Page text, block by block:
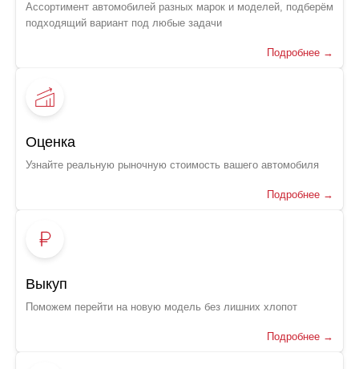
Ассортимент автомобилей разных марок и моделей, подберём
подходящий вариант под любые задачи
Подробнее →
Оценка
Узнайте реальную рыночную стоимость вашего автомобиля
Подробнее →
Выкуп
Поможем перейти на новую модель без лишних хлопот
Подробнее →